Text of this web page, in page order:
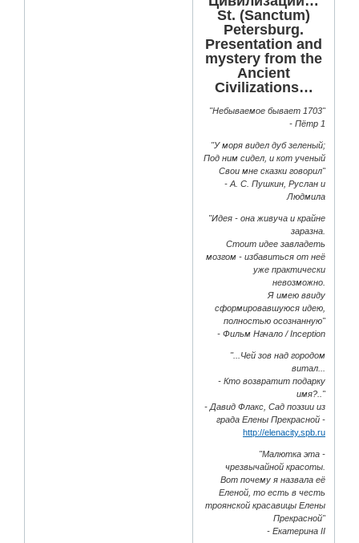
St. (Sanctum)
Petersburg.
Presentation and
mystery from the
Ancient
Civilizations…
"Небываемое бывает 1703"
- Пётр 1
"У моря видел дуб зеленый;
Под ним сидел, и кот ученый
Свои мне сказки говорил"
- А. С. Пушкин, Руслан и
Людмила
"Идея - она живуча и крайне
заразна.
Стоит идее завладеть
мозгом - избавиться от неё
уже практически
невозможно.
Я имею ввиду
сформировавшуюся идею,
полностью осознанную"
- Фильм Начало / Inception
"...Чей зов над городом
витал...
- Кто возвратит подарку
имя?.."
- Давид Флакс, Сад поэзии из
града Елены Прекрасной -
http://elenacity.spb.ru
"Малютка эта -
чрезвычайной красоты.
Вот почему я назвала её
Еленой, то есть в честь
троянской красавицы Елены
Прекрасной"
- Екатерина II